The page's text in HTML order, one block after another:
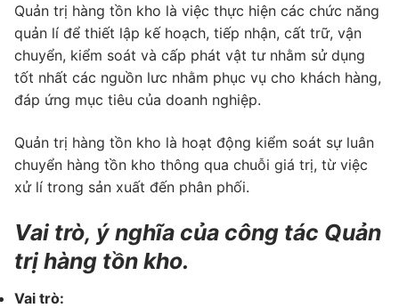
Quản trị hàng tồn kho là việc thực hiện các chức năng
quản lí để thiết lập kế hoạch, tiếp nhận, cất trữ, vận
chuyển, kiểm soát và cấp phát vật tư nhằm sử dụng
tốt nhất các nguồn lưc nhằm phục vụ cho khách hàng,
đáp ứng mục tiêu của doanh nghiệp.
Quản trị hàng tồn kho là hoạt động kiểm soát sự luân
chuyển hàng tồn kho thông qua chuỗi giá trị, từ việc
xử lí trong sản xuất đến phân phối.
Vai trò, ý nghĩa của công tác Quản
trị hàng tồn kho.
Vai trò: